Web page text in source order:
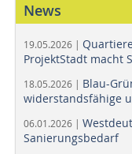
News
19.05.2026 |
ProjektStadt macht
18.05.2026 | Blau-
widerstandsfähige
06.01.2026 |
Sanierungsbedarf